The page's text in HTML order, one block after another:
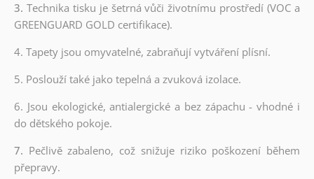
3. Technika tisku je šetrná vůči životnímu prostředí (VOC a
GREENGUARD GOLD certifikace).
4. Tapety jsou omyvatelné, zabraňují vytváření plísní.
5. Poslouží také jako tepelná a zvuková izolace.
6. Jsou ekologické, antialergické a bez zápachu - vhodné i
do dětského pokoje.
7. Pečlivě zabaleno, což snižuje riziko poškození během
přepravy.